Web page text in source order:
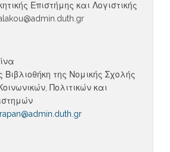
Επιστήμης και Λογιστικής
Βιβλιοθήκη της Νομικής Σχολής
Πολιτικών και